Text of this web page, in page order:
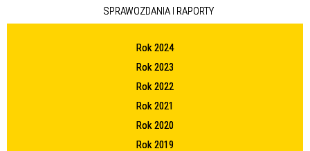
SPRAWOZDANIA I RAPORTY
Rok 2024
Rok 2023
Rok 2022
Rok 2021
Rok 2020
Rok 2019